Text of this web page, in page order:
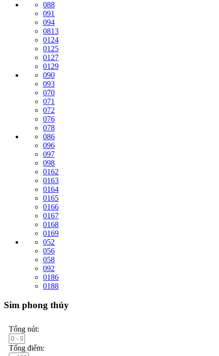
088
091
094
0813
0124
0125
0127
0129
090
093
070
071
072
076
078
086
096
097
098
0162
0163
0164
0165
0166
0167
0168
0169
052
056
058
092
0186
0188
Sim phong thủy
Tổng nút:
Tổng điểm: